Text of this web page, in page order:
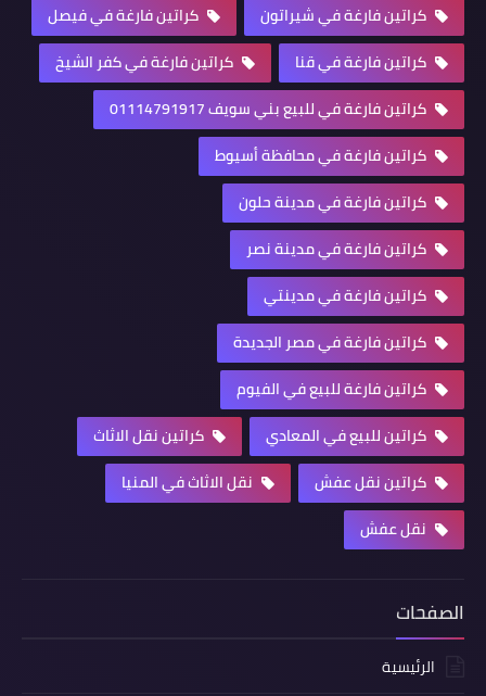
كراتين فارغة في شيراتون
كراتين فارغة في فيصل
كراتين فارغة في قنا
كراتين فارغة في كفر الشيخ
كراتين فارغة في للبيع بني سويف 01114791917
كراتين فارغة في محافظة أسيوط
كراتين فارغة في مدينة حلون
كراتين فارغة في مدينة نصر
كراتين فارغة في مدينتي
كراتين فارغة في مصر الجديدة
كراتين فارغة للبيع في الفيوم
كراتين للبيع في المعادي
كراتين نقل الاثاث
كراتين نقل عفش
نقل الاثاث في المنيا
نقل عفش
الصفحات
الرئيسية